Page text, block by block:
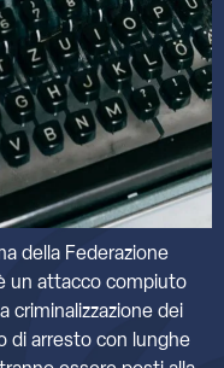
della Federazione
un attacco compiuto
criminalizzazione dei
di arresto con lunghe